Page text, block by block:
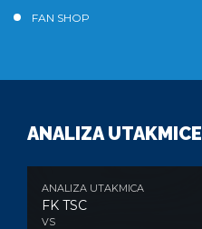
FAN SHOP
ANALIZA UTAKMICE
ANALIZA UTAKMICA
FK TSC
VS